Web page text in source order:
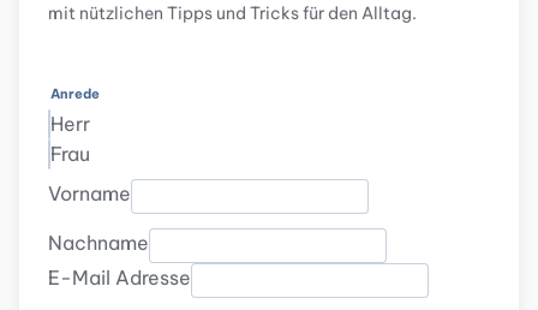
mit nützlichen Tipps und Tricks für den Alltag.
Anrede
Herr
Frau
Vorname
Nachname
E-Mail Adresse